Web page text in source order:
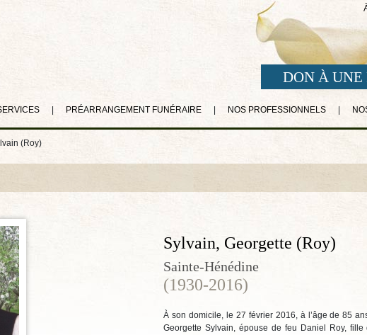
DON À
PRÉARRANGEMENT FUNÉRAIRE NOS PROFESSIONNELS
(Roy)
Sylvain, Georgette (Roy)
Sainte-Hénédine
(1930-2016)
À son domicile, le 27 février 2016, à l’âge de 85
Georgette Sylvain, épouse de feu Daniel Roy,